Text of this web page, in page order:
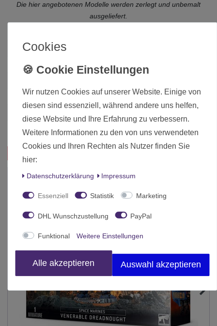
Die hier angebotenen Modelle werden zerlegt und unbemalt
ausgeliefert.
Zustand
Art.-ID 16118
Hersteller Games Workshop
Inhalt 1 Stück
-10%
Cookies
Wir nutzen Cookies auf unserer Website. Einige von
diesen sind essenziell, während andere uns helfen,
diese Website und Ihre Erfahrung zu verbessern.
Weitere Informationen zu den von uns verwendeten
Cookies und Ihren Rechten als Nutzer finden Sie
hier:
Daten­schutz­erklärung Impressum
Essenziell Statistik Marketing
DHL Wunschzustellung PayPal
Funktional Weitere Einstellungen
Alle akzeptieren Auswahl akzeptieren